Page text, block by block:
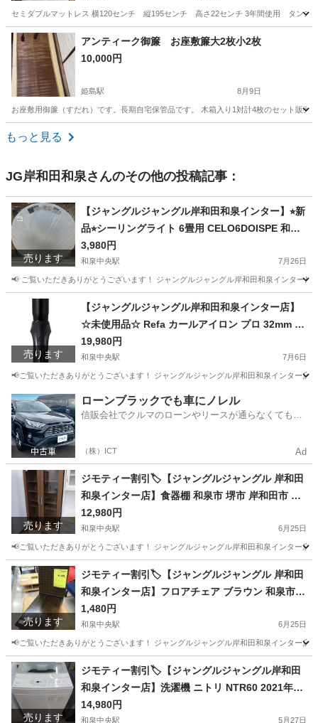
セミダブルマットレス 横120センチ 縦195センチ 高さ22センチ 3年間使用 タンス
大阪 豊中市 寝具
アンティーク御簾 お座敷簾大2枚小2枚
10,000円
姫島駅 8月9日
お座敷用御簾（すだれ）です。長期自宅保管品です。 木箱入り1対計4枚のセット販
大阪 大阪市
もっと見る
JG岸和田和泉さんのその他の投稿記事：
売ります
【ジャングルジャングル岸和田和泉インター】⭐︎新
品⭐︎シーリングライト 6畳用 CELO6DOISPE 和泉
市 堺市 岸和田市 泉大津市 高石市 泉北郡熊取町
3,980円
和泉中央駅 7月26日
📢 ご覧いただきありがとうございます！ ジャングルジャングル岸和田和泉インター
大阪 和泉中央駅 生活家電 ジャングル
売ります
【ジャングルジャングル岸和田和泉インター店】
☆未使用品☆ Refa カールアイロン プロ 32mm M
TG RE-AW-03A ブラック ヘアアイロン 家電 和泉
市 堺市 岸和田市 泉大津市 高石市 泉北郡熊取町
19,980円
和泉中央駅 7月6日
📢ご覧いただきありがとうございます！ ジャングルジャングル岸和田和泉インター
大阪 和泉市 和泉中央駅 生活家電 ジャングル
ローンブラックでも車にノレル
信販会社でクルマのローンやリースが通らなくてもク
（株）ICT Ad
売ります
ジモティー割引🏷️【ジャングルジャングル 岸和田
和泉インター店】食器棚 和泉市 堺市 岸和田市 泉
大津市 高石市 泉北郡熊取町
12,980円
和泉中央駅 6月25日
📢ご覧いただきありがとうございます！ ジャングルジャングル岸和田和泉インター
大阪 和泉市 収納家具 ジャングル
売ります
ジモティー割引🏷️【ジャングルジャングル 岸和田
和泉インター店】フロアチェア ブラウン 和泉市
堺市 岸和田市 泉大津市 高石市 泉北郡熊取町
1,480円
和泉中央駅 6月25日
📢ご覧いただきありがとうございます！ ジャングルジャングル岸和田和泉インター
大阪 和泉市 椅子
売ります
ジモティー割引🏷️【ジャングルジャングル岸和田
和泉インター店】洗濯機 ニトリ NTR60 2021年製
6.0Kg 家電 和泉市 堺市 岸和田市 泉大津市 高石市
14,980円
和泉中央駅 5月27日